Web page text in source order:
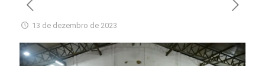
13 de dezembro de 2023